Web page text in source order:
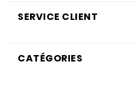
SERVICE CLIENT
CATÉGORIES